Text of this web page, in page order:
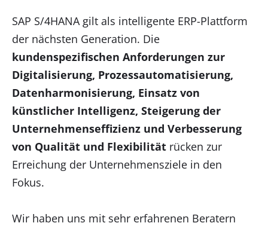
SAP S/4HANA gilt als intelligente ERP-Plattform
der nächsten Generation. Die
kundenspezifischen Anforderungen zur
Digitalisierung, Prozessautomatisierung,
Datenharmonisierung, Einsatz von
künstlicher Intelligenz, Steigerung der
Unternehmenseffizienz und Verbesserung
von Qualität und Flexibilität rücken zur
Erreichung der Unternehmensziele in den
Fokus.
Wir haben uns mit sehr erfahrenen Beratern